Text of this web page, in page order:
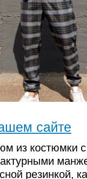
сайте
из костюмки
резинкой,